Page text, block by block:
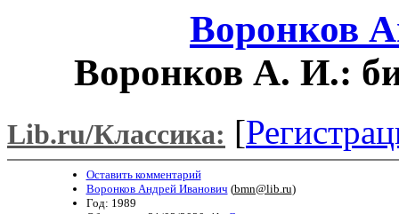
Воронков
Воронков А. И.:
Lib.ru/Классика: [
Оставить комментарий
Воронков Андрей Иванович (bmn@lib.ru)
Год: 1989